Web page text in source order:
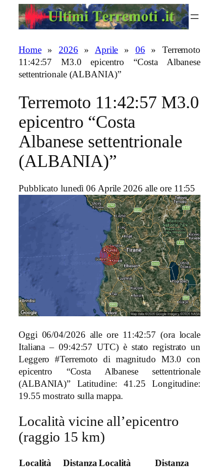
Home» 2026 » Aprile » 06 » Terremoto
11:42:57 M3.0 epicentro “Costa Albanese
settentrionale (ALBANIA)”
Terremoto 11:42:57 M3.0
epicentro “Costa
Albanese settentrionale
(ALBANIA)”
Pubblicato lunedì 06 Aprile 2026 alle ore 11:55
Oggi 06/04/2026 alle ore 11:42:57 (ora locale
Italiana – 09:42:57 UTC) è stato registrato un
Leggero #Terremoto di magnitudo M3.0 con
epicentro “Costa Albanese settentrionale
(ALBANIA)” Latitudine: 41.25 Longitudine:
19.55 mostrato sulla mappa.
Località vicine all’epicentro
(raggio 15 km)
Località DistanzaLocalità
Distanza